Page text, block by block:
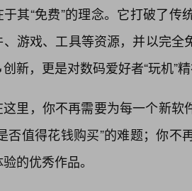
于其“免费”的理念。它打破了
、游戏、工具等资源，并以完
新，更是对数码爱好者“玩机”
这里，你不再需要为每一个新软
否值得花钱购买”的难题；你
的优秀作品。